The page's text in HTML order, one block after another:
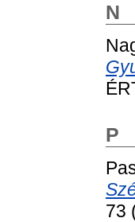
N
P
73